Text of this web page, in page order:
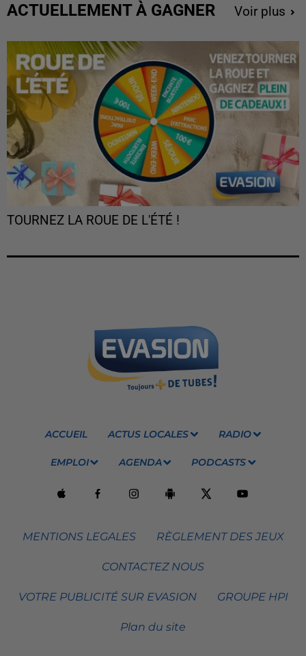
ACTUELLEMENT À GAGNER Voir plus
TOURNEZ LA ROUE DE L'ÉTÉ !
ACCUEIL ACTUS LOCALES RADIO
EMPLOI AGENDA PODCASTS
MENTIONS LEGALES RÈGLEMENT DES JEUX
CONTACTEZ NOUS
VOTRE PUBLICITÉ SUR EVASION GROUPE HPI
Plan du site